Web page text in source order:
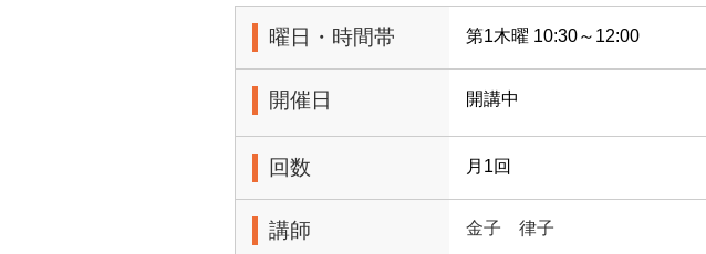
曜日・時間帯 第1木曜 10:30～12:00
開催日 開講中
回数 月1回
講師 金子 律子